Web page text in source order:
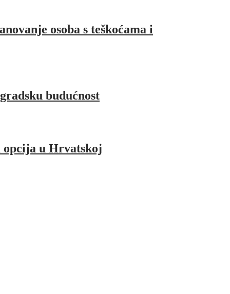
osoba s teškoćama i
budućnost
opcija u Hrvatskoj